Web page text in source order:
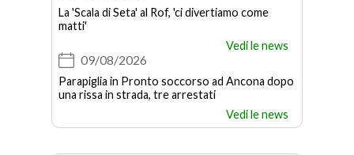
La 'Scala di Seta' al Rof, 'ci divertiamo come
matti'
Vedi le news
09/08/2026
Parapiglia in Pronto soccorso ad Ancona dopo
una rissa in strada, tre arrestati
Vedi le news